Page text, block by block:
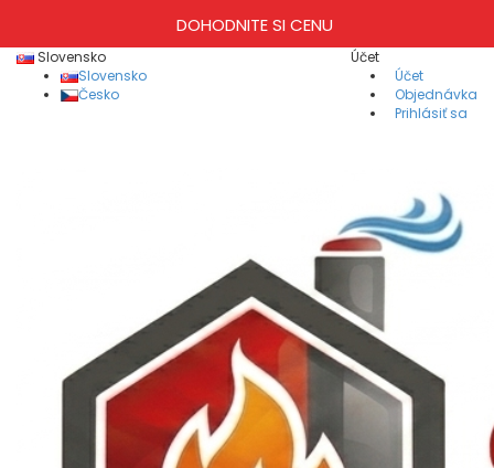
DOHODNITE SI CENU
Účet
Účet
Objednávka
Prihlásiť sa
Slovensko
Slovensko
Česko